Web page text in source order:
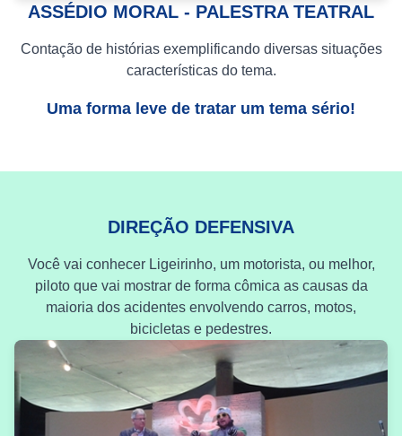
ASSÉDIO MORAL - PALESTRA TEATRAL
Contação de histórias exemplificando diversas situações
características do tema.
Uma forma leve de tratar um tema sério!
DIREÇÃO DEFENSIVA
Você vai conhecer Ligeirinho, um motorista, ou melhor,
piloto que vai mostrar de forma cômica as causas da
maioria dos acidentes envolvendo carros, motos,
bicicletas e pedestres.